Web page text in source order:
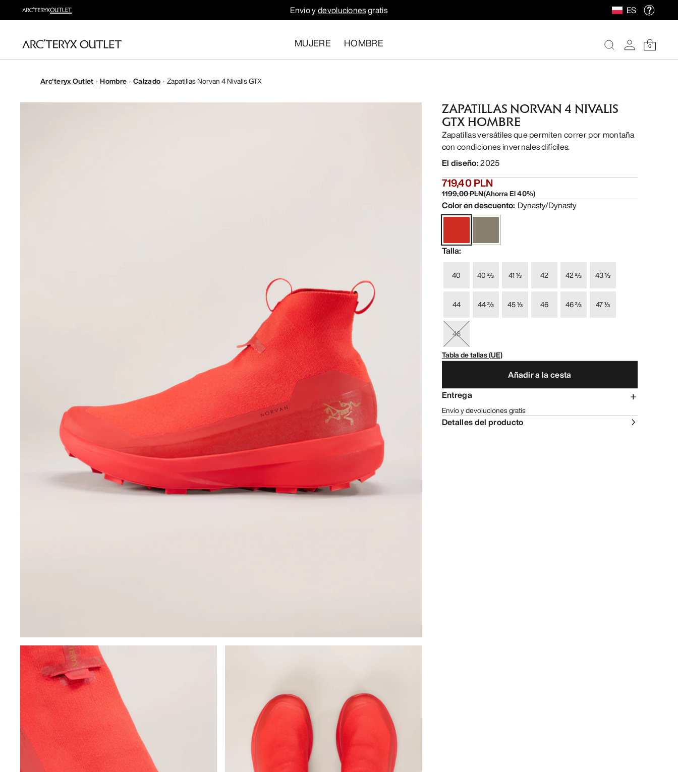
Envío ydevolucionesgratis ES
MUJERE HOMBRE 0
Arc'teryx Outlet Hombre Calzado Zapatillas Norvan 4 Nivalis GTX
ZAPATILLAS NORVAN 4 NIVALIS
GTX HOMBRE
Zapatillas versátiles que permiten correr por montaña
con condiciones invernales difíciles.
El diseño:2025
719,40 PLN
1199,00 PLN(Ahorra El40%)
Color en descuento: Dynasty/Dynasty
Talla:
40 40 ⅔ 41 ⅓ 42 42 ⅔ 43 ⅓
44 44 ⅔ 45 ⅓ 46 46 ⅔ 47 ⅓
48
Tabla de tallas (UE)
Añadir a la cesta
Entrega
Envío y devoluciones gratis
Detalles del producto